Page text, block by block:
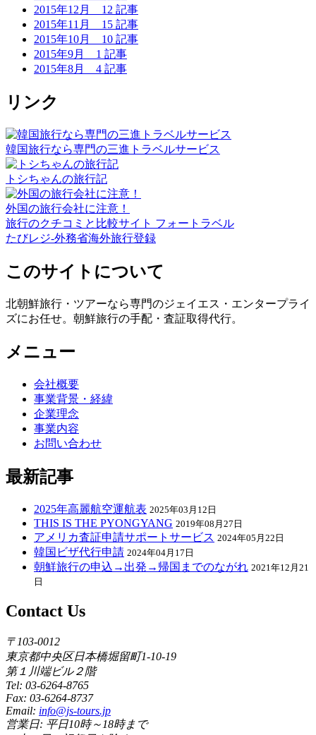
2015年12月 12 記事
2015年11月 15 記事
2015年10月 10 記事
2015年9月 1 記事
2015年8月 4 記事
リンク
韓国旅行なら専門の三進トラベルサービス
トシちゃんの旅行記
外国の旅行会社に注意！
旅行のクチコミと比較サイト フォートラベル
たびレジ-外務省海外旅行登録
このサイトについて
北朝鮮旅行・ツアーなら専門のジェイエス・エンタープライ
ズにお任せ。朝鮮旅行の手配・査証取得代行。
メニュー
会社概要
事業背景・経緯
企業理念
事業内容
お問い合わせ
最新記事
2025年高麗航空運航表 2025年03月12日
THIS IS THE PYONGYANG 2019年08月27日
アメリカ査証申請サポートサービス 2024年05月22日
韓国ビザ代行申請 2024年04月17日
朝鮮旅行の申込→出発→帰国までのながれ 2021年12月21
日
Contact Us
〒103-0012
東京都中央区日本橋堀留町1-10-19
第１川端ビル２階
Tel: 03-6264-8765
Fax: 03-6264-8737
Email: info@js-tours.jp
営業日: 平日10時～18時まで